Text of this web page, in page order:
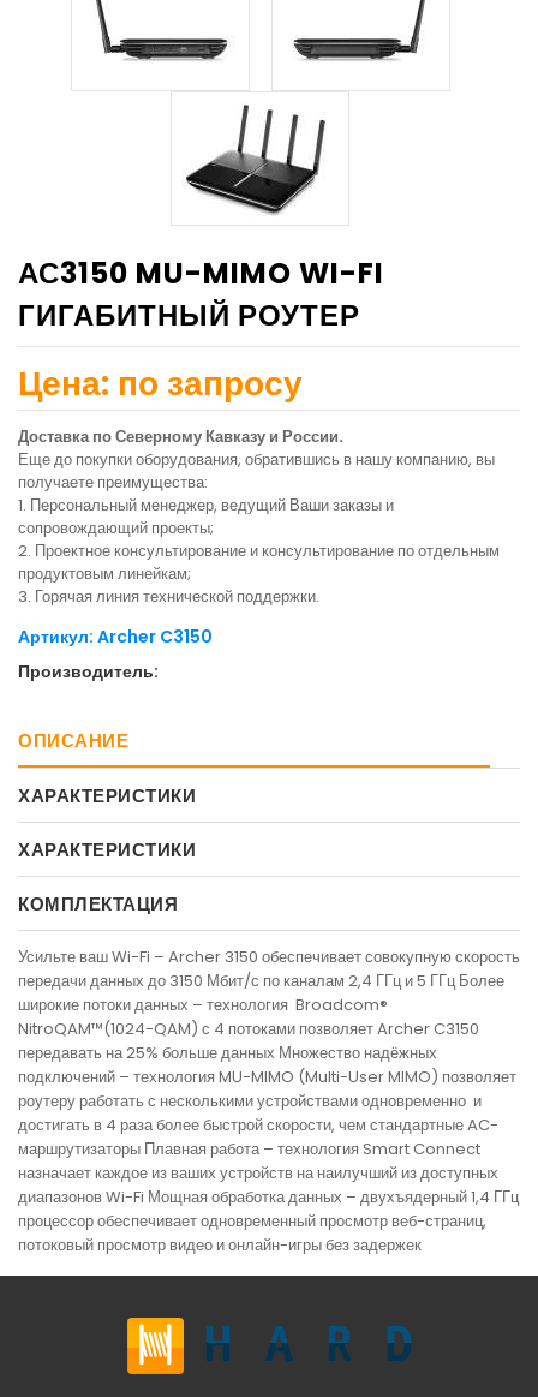
АС3150 MU-MIMO WI-FI
ГИГАБИТНЫЙ РОУТЕР
Цена: по запросу
Доставка по Северному Кавказу и России.
Еще до покупки оборудования, обратившись в нашу компанию, вы
получаете преимущества:
1. Персональный менеджер, ведущий Ваши заказы и
сопровождающий проекты;
2. Проектное консультирование и консультирование по отдельным
продуктовым линейкам;
3. Горячая линия технической поддержки.
Артикул: Archer C3150
Производитель:
ОПИСАНИЕ
ХАРАКТЕРИСТИКИ
ХАРАКТЕРИСТИКИ
КОМПЛЕКТАЦИЯ
Усильте ваш Wi-Fi – Archer 3150 обеспечивает совокупную скорость
передачи данных до 3150 Мбит/с по каналам 2,4 ГГц и 5 ГГц Более
широкие потоки данных – технология Broadcom®
NitroQAM™(1024-QAM) с 4 потоками позволяет Archer C3150
передавать на 25% больше данных Множество надёжных
подключений – технология MU-MIMO (Multi-User MIMO) позволяет
роутеру работать с несколькими устройствами одновременно и
достигать в 4 раза более быстрой скорости, чем стандартные AC-
маршрутизаторы Плавная работа – технология Smart Connect
назначает каждое из ваших устройств на наилучший из доступных
диапазонов Wi-Fi Мощная обработка данных – двухъядерный 1,4 ГГц
процессор обеспечивает одновременный просмотр веб-страниц,
потоковый просмотр видео и онлайн-игры без задержек